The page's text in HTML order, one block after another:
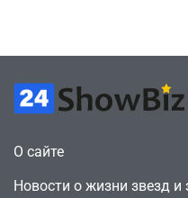
О сайте
Новости о жизни звезд